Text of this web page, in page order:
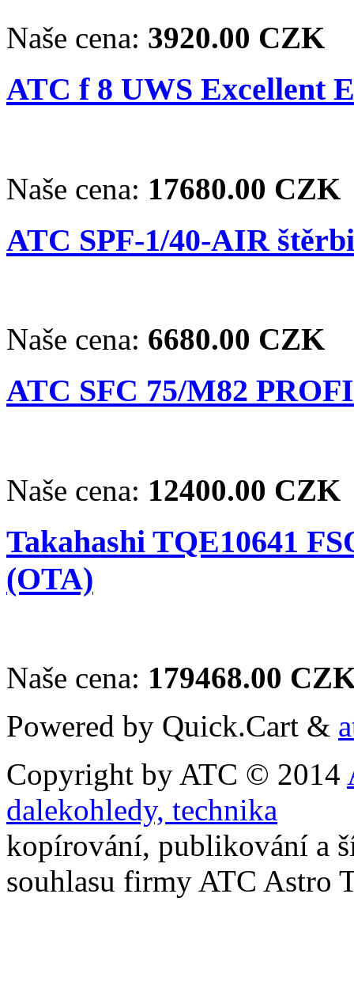
Naše cena: 3920.00 CZK
ATC f 8 UWS Excellent
Naše cena: 17680.00 CZK
ATC SPF-1/40-AIR
Naše cena: 6680.00 CZK
ATC SFC 75/M82
Naše cena: 12400.00 CZK
Takahashi TQE10641
(OTA)
Naše cena: 179468.00
Powered by Quick.Cart &
Copyright by ATC © 2014
dalekohledy, technika
kopírování, publikování a
souhlasu firmy ATC Astro